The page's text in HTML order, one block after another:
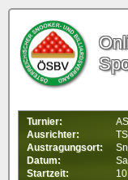
Turnier:
Ausrichter:
Austragungsort:
Datum:
Startzeit: